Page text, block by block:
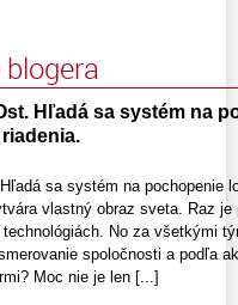
Hľadá sa systém na
sa systém na pochopenie
vlastný obraz sveta. Raz
technológiách. No za všetkými
spoločnosti a podľa
Moc nie je len [...]